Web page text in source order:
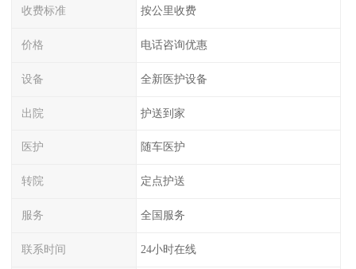
收费标准 按公里收费
价格 电话咨询优惠
设备 全新医护设备
出院 护送到家
医护 随车医护
转院 定点护送
服务 全国服务
联系时间 24小时在线